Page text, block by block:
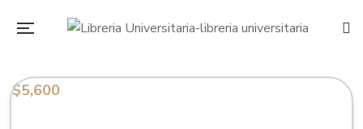
$5,600